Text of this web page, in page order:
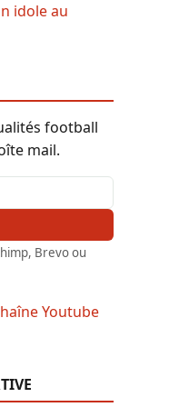
idole au
football
mail.
Brevo ou